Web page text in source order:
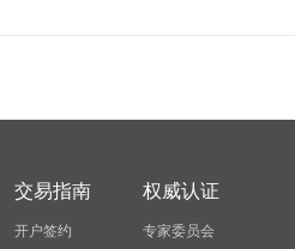
交易指南
开户签约
权威认证
专家委员会